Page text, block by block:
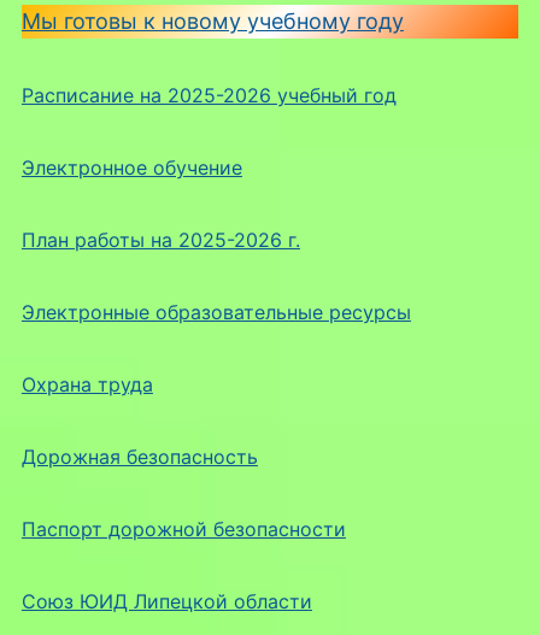
Мы готовы к новому учебному году
Расписание на 2025-2026 учебный год
Электронное обучение
План работы на 2025-2026 г.
Электронные образовательные ресурсы
Охрана труда
Дорожная безопасность
Паспорт дорожной безопасности
Союз ЮИД Липецкой области